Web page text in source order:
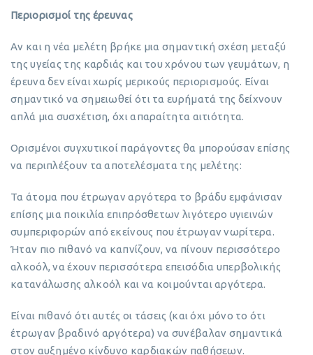
Περιορισμοί της έρευνας
Αν και η νέα μελέτη βρήκε μια σημαντική σχέση μεταξύ
της υγείας της καρδιάς και του χρόνου των γευμάτων, η
έρευνα δεν είναι χωρίς μερικούς περιορισμούς. Είναι
σημαντικό να σημειωθεί ότι τα ευρήματά της δείχνουν
απλά μια συσχέτιση, όχι απαραίτητα αιτιότητα.
Ορισμένοι συγχυτικοί παράγοντες θα μπορούσαν επίσης
να περιπλέξουν τα αποτελέσματα της μελέτης:
Τα άτομα που έτρωγαν αργότερα το βράδυ εμφάνισαν
επίσης μια ποικιλία επιπρόσθετων λιγότερο υγιεινών
συμπεριφορών από εκείνους που έτρωγαν νωρίτερα.
Ήταν πιο πιθανό να καπνίζουν, να πίνουν περισσότερο
αλκοόλ, να έχουν περισσότερα επεισόδια υπερβολικής
κατανάλωσης αλκοόλ και να κοιμούνται αργότερα.
Είναι πιθανό ότι αυτές οι τάσεις (και όχι μόνο το ότι
έτρωγαν βραδινό αργότερα) να συνέβαλαν σημαντικά
στον αυξημένο κίνδυνο καρδιακών παθήσεων.